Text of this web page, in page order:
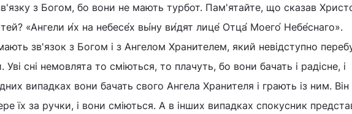
з Богом, бо вони не мають турбот. Пам'ятайте, що сказав
«Ангели и́х на небесе́х вы́ну ви́дят лице́ Отца́ Моего́ Небе́снаго».
зв'язок з Богом і з Ангелом Хранителем, який невідступно
сні немовлята то сміються, то плачуть, бо вони бачать і радісне, і
випадках вони бачать свого Ангела Хранителя і грають із ним. Він
їх за ручки, і вони сміються. А в інших випадках спокусник